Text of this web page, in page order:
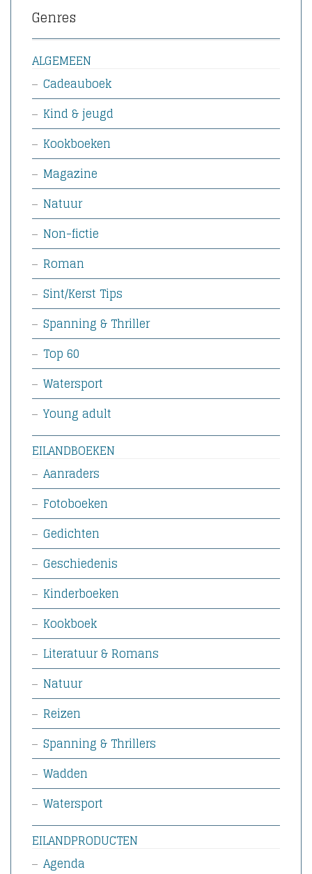
Genres
ALGEMEEN
Cadeauboek
Kind & jeugd
Kookboeken
Magazine
Natuur
Non-fictie
Roman
Sint/Kerst Tips
Spanning & Thriller
Top 60
Watersport
Young adult
EILANDBOEKEN
Aanraders
Fotoboeken
Gedichten
Geschiedenis
Kinderboeken
Kookboek
Literatuur & Romans
Natuur
Reizen
Spanning & Thrillers
Wadden
Watersport
EILANDPRODUCTEN
Agenda